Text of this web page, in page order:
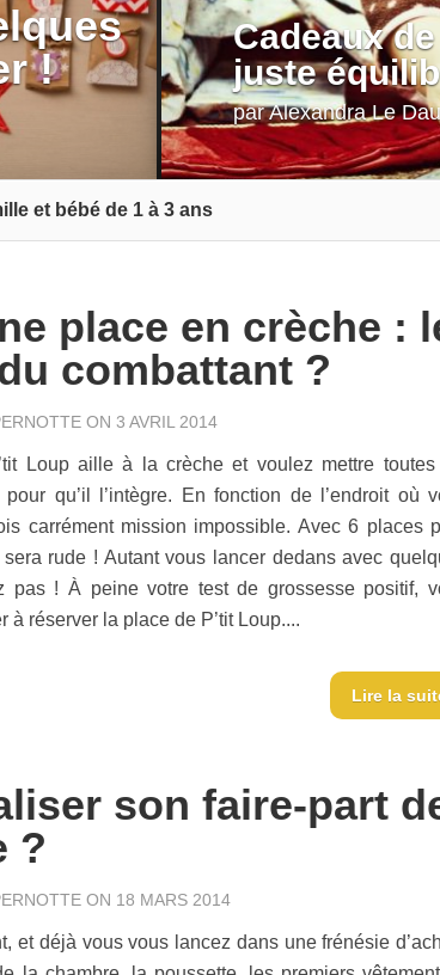
!
Cadeaux
juste
parAlexandra Le
et bébé de 1 à 3 ans
place en crèche :
combattant ?
ON 3 AVRIL 2014
Loup aille à la crèche et voulez mettre
qu’il l’intègre. En fonction de l’endroit où
carrément mission impossible. Avec 6 places
rude ! Autant vous lancer dedans avec
pas ! À peine votre test de grossesse positif,
à réserver la place de P’tit Loup....
Lire la
son faire-part
?
ON 18 MARS 2014
et déjà vous vous lancez dans une frénésie